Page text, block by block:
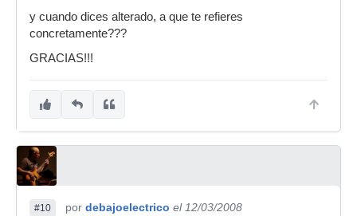
y cuando dices alterado, a que te refieres
concretamente???
GRACIAS!!!
#10 por debajoelectrico el 12/03/2008